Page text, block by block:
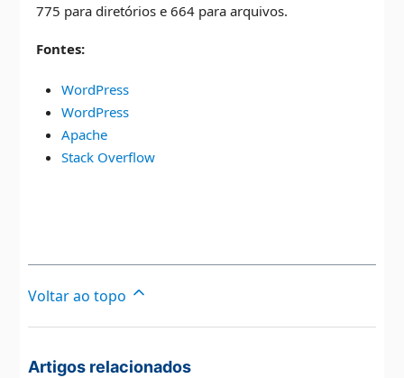
775 para diretórios e 664 para arquivos.
Fontes:
WordPress
WordPress
Apache
Stack Overflow
Voltar ao topo
Artigos relacionados